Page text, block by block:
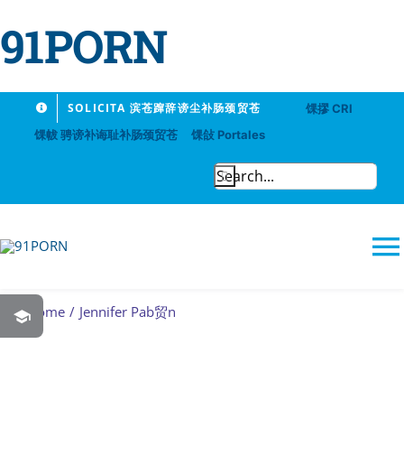
91PORN
SOLICITA 滨苍蹿辞谤尘补肠颈贸苍
馃摎 CRI
馃帗 骋谤补诲耻补肠颈贸苍
馃敆 Portales
Search
for:
Home Jennifer Pab贸n